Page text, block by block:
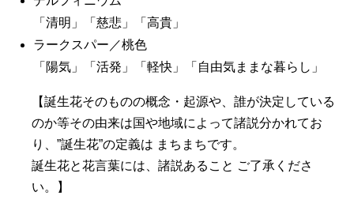
「清明」「慈悲」「高貴」
ラークスパー／桃色
「陽気」「活発」「軽快」「自由気ままな暮らし」
【誕生花そのものの概念・起源や、誰が決定している
のか等その由来は国や地域によって諸説分かれてお
り、”誕生花”の定義は まちまちです。
誕生花と花言葉には、諸説あること ご了承くださ
い。】